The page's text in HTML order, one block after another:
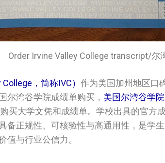
Order Irvine Valley College transcript/尔
，简称IVC） 作为美国加州地区口
尔湾谷学院成绩单购买， 美国尔湾谷学
买大学文凭和成绩单。学校出具的官方
备正规性、可核验性与高通用性，是学
值与行业公信力。